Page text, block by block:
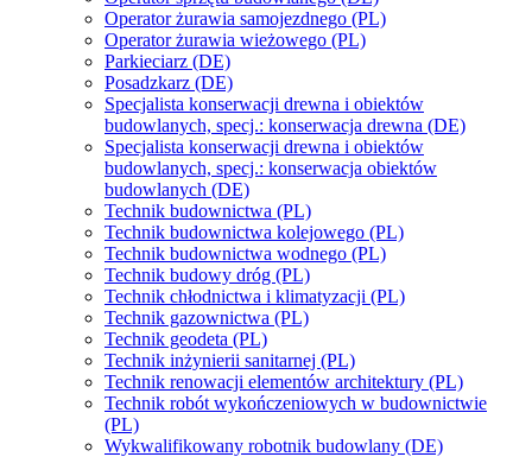
Operator żurawia samojezdnego (PL)
Operator żurawia wieżowego (PL)
Parkieciarz (DE)
Posadzkarz (DE)
Specjalista konserwacji drewna i obiektów
budowlanych, specj.: konserwacja drewna (DE)
Specjalista konserwacji drewna i obiektów
budowlanych, specj.: konserwacja obiektów
budowlanych (DE)
Technik budownictwa (PL)
Technik budownictwa kolejowego (PL)
Technik budownictwa wodnego (PL)
Technik budowy dróg (PL)
Technik chłodnictwa i klimatyzacji (PL)
Technik gazownictwa (PL)
Technik geodeta (PL)
Technik inżynierii sanitarnej (PL)
Technik renowacji elementów architektury (PL)
Technik robót wykończeniowych w budownictwie
(PL)
Wykwalifikowany robotnik budowlany (DE)